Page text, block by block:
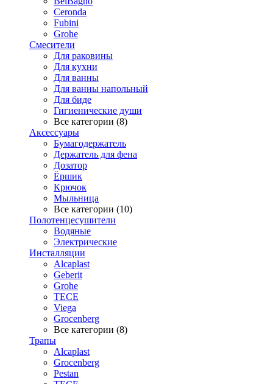
Ceronda
Fubini
Grohe
Смесители
Для раковины
Для кухни
Для ванны
Для ванны напольный
Для биде
Гигиенические души
Все категории (8)
Аксессуары
Бумагодержатель
Держатель для фена
Дозатор
Ёршик
Крючок
Мыльница
Все категории (10)
Полотенцесушители
Водяные
Электрические
Инсталляции
Alcaplast
Geberit
Grohe
TECE
Viega
Grocenberg
Все категории (8)
Трапы
Alcaplast
Grocenberg
Pestan